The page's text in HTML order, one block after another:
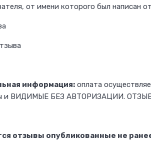
от имени которого был написан
информация: оплата
и ВИДИМЫЕ БЕЗ АВТОРИЗАЦИИ.
отзывы опубликованные не